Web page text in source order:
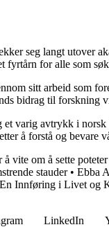
seg langt utover
fyrtårn for alle som
sitt arbeid som
bidrag til forskning
varig avtrykk i norsk
å forstå og bevare
vite om å sette poteter
stauder• Ebba
Innføring i Livet og
LinkedIn